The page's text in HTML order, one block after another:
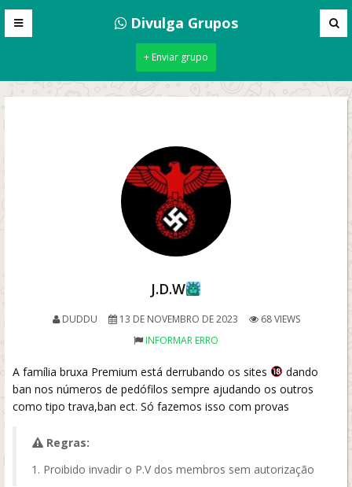
Divulga Grupos
+ Enviar grupo
J.D.W
DUDDU 13 DE NOVEMBRO DE 2023
68 VIEWS
INFORMAR ERRO
A família bruxa Premium está derrubando os sites
dando
ban nos números de pedófilos sempre ajudando os outros
como tipo trava,ban ect. Só fazemos isso com provas
Regras:
Proibido invadir o P.V dos membros sem autorização